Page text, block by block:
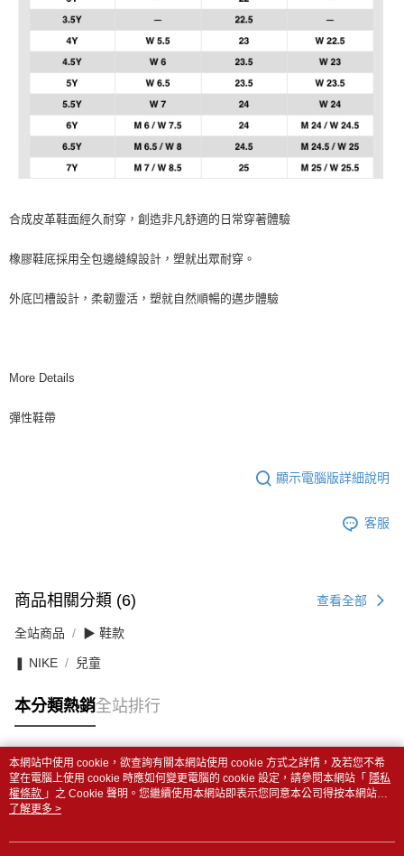
合成皮革鞋面經久耐穿，創造非凡舒適的日常穿著體驗
橡膠鞋底採用全包邊縫線設計，塑就出眾耐穿。
外底凹槽設計，柔韌靈活，塑就自然順暢的邁步體驗
More Details
彈性鞋帶
顯示電腦版詳細說明
客服
商品相關分類 (6) 查看全部
全站商品 ▶ 鞋款
❚ NIKE 兒童
本分類熱銷全站排行
熱門標籤
本網站中使用 cookie，欲查詢有關本網站使用 cookie 方式之詳情，及若您不希
望在電腦上使用 cookie 時應如何變更電腦的 cookie 設定，請參閱本網站「 隱私
權條款 」之 Cookie 聲明。您繼續使用本網站即表示您同意本公司得按本網站使
用條款之 Cookie 聲明使用 cookie。
了解更多 >